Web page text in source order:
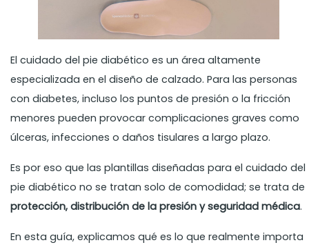
El cuidado del pie diabético es un área altamente
especializada en el diseño de calzado. Para las personas
con diabetes, incluso los puntos de presión o la fricción
menores pueden provocar complicaciones graves como
úlceras, infecciones o daños tisulares a largo plazo.
Es por eso que las plantillas diseñadas para el cuidado del
pie diabético no se tratan solo de comodidad; se trata de
protección, distribución de la presión y seguridad médica.
En esta guía, explicamos qué es lo que realmente importa